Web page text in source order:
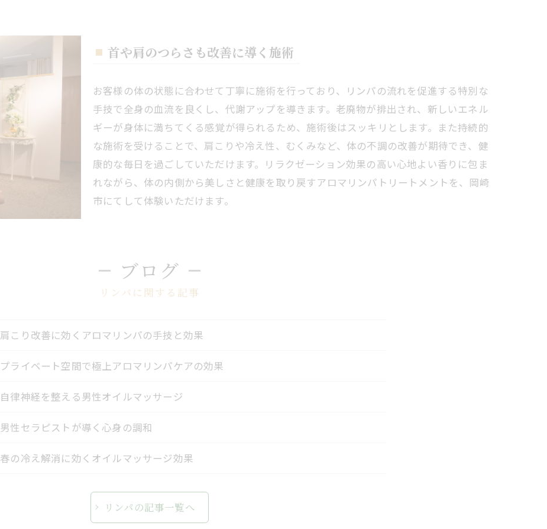
首や肩のつらさも改善に導く施術
お客様の体の状態に合わせて丁寧に施術を行っており、リンパの流れを促進する特別な
手技で全身の血流を良くし、代謝アップを導きます。老廃物が排出され、新しいエネル
ギーが身体に満ちてくる感覚が得られるため、施術後はスッキリとします。また持続的
な施術を受けることで、肩こりや冷え性、むくみなど、体の不調の改善が期待でき、健
康的な毎日を過ごしていただけます。リラクゼーション効果の高い心地よい香りに包ま
れながら、体の内側から美しさと健康を取り戻すアロマリンパトリートメントを、岡崎
市にてして体験いただけます。
ブログ
リンパに関する記事
肩こり改善に効くアロマリンパの手技と効果
プライベート空間で極上アロマリンパケアの効果
自律神経を整える男性オイルマッサージ
男性セラピストが導く心身の調和
春の冷え解消に効くオイルマッサージ効果
リンパの記事一覧へ